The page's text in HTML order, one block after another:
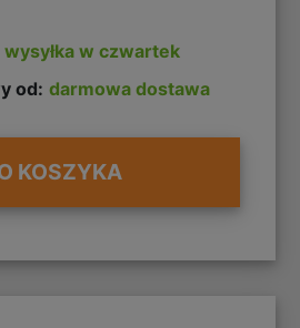
wysyłka w czwartek
od: darmowa dostawa
KOSZYKA